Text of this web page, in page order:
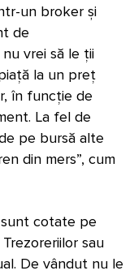
un broker și
de
vrei să le ții
la un preț
în funcție de
La fel de
pe bursă alte
din mers”, cum
cotate pe
sau
De vândut nu le